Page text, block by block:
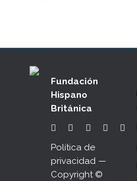
Fundación
Hispano
Británica
Política de
privacidad —
Copyright ©